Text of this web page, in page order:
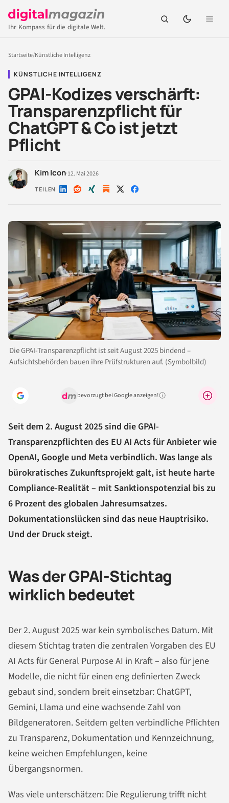
Ihr Kompass für die digitale Welt.
Startseite/Künstliche Intelligenz
KÜNSTLICHE INTELLIGENZ
GPAI-Kodizes verschärft:
Transparenzpflicht für
ChatGPT & Co ist jetzt
Pflicht
Kim Icon·12. Mai 2026
TEILEN Auf Auf Auf Auf Auf
Die GPAI-Transparenzpflicht ist seit August 2025 bindend –
Aufsichtsbehörden bauen ihre Prüfstrukturen auf. (Symbolbild)
bevorzugt bei Google anzeigen!Warum lohnt sich das?
Seit dem 2. August 2025 sind die GPAI-
Transparenzpflichten des EU AI Acts für Anbieter wie
OpenAI, Google und Meta verbindlich. Was lange als
bürokratisches Zukunftsprojekt galt, ist heute harte
Compliance-Realität – mit Sanktionspotenzial bis zu
6 Prozent des globalen Jahresumsatzes.
Dokumentationslücken sind das neue Hauptrisiko.
Und der Druck steigt.
Was der GPAI-Stichtag
wirklich bedeutet
Der 2. August 2025 war kein symbolisches Datum. Mit
diesem Stichtag traten die zentralen Vorgaben des EU
AI Acts für General Purpose AI in Kraft – also für jene
Modelle, die nicht für einen eng definierten Zweck
gebaut sind, sondern breit einsetzbar: ChatGPT,
Gemini, Llama und eine wachsende Zahl von
Bildgeneratoren. Seitdem gelten verbindliche Pflichten
zu Transparenz, Dokumentation und Kennzeichnung,
keine weichen Empfehlungen, keine
Übergangsnormen.
Was viele unterschätzen: Die Regulierung trifft nicht